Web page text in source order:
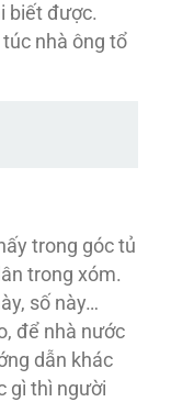
biết được.
nhà ông tổ
trong góc tủ
trong xóm.
số này…
để nhà nước
dẫn khác
gì thì người